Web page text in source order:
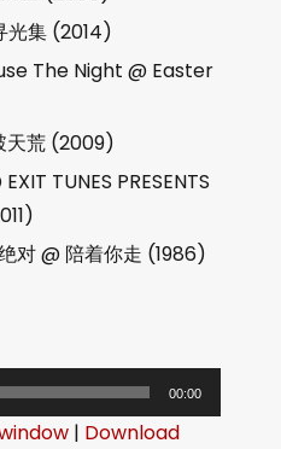
光集 (2014)
The Night @ Easter
天荒 (2009)
TUNES PRESENTS
对 @ 陪着你走 (1986)
00:00
| Download